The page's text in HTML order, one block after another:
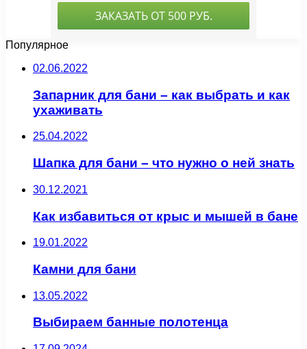
Популярное
02.06.2022
Запарник для бани – как выбрать и как
ухаживать
25.04.2022
Шапка для бани – что нужно о ней знать
30.12.2021
Как избавиться от крыс и мышей в бане
19.01.2022
Камни для бани
13.05.2022
Выбираем банные полотенца